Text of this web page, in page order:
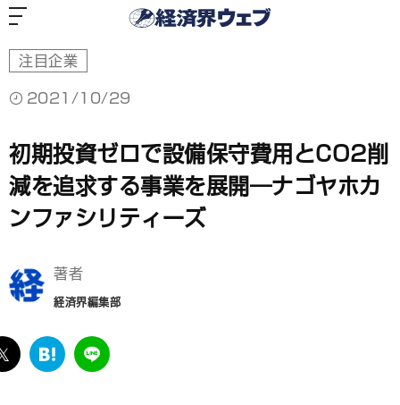
注目企業
2021/10/29
初期投資ゼロで設備保守費用とCO2削
減を追求する事業を展開―ナゴヤホカ
ンファシリティーズ
著者
経済界編集部
twitter
は
LINE